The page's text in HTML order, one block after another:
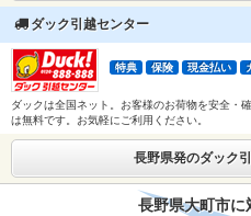
ダック引越センター
特典 保険 現金払い
ダックは全国ネット。お客様のお荷物を安全・
は無料です。お気軽にご利用ください。
長野県発のダック
長野県大町市に